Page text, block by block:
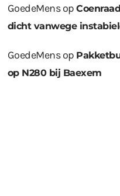
GoedeMensop
dicht vanwege
GoedeMensop
op N280 bij Baexem